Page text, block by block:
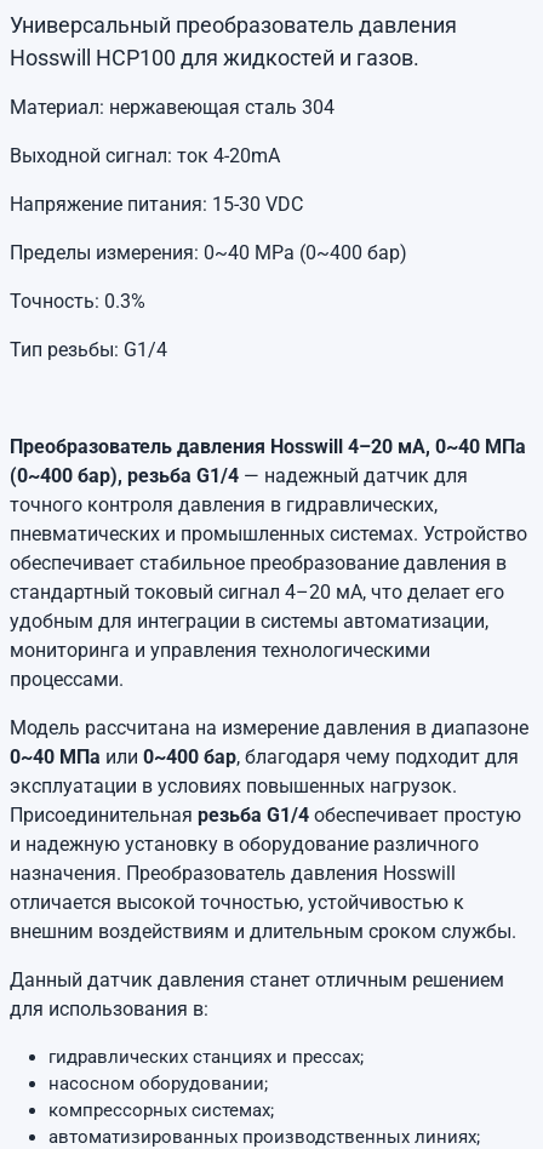
Универсальный преобразователь давления
Hosswill HCP100 для жидкостей и газов.
Материал: нержавеющая сталь 304
Выходной сигнал: ток 4-20mA
Напряжение питания: 15-30 VDC
Пределы измерения: 0~40 MPa (0~400 бар)
Точность: 0.3%
Тип резьбы: G1/4
Преобразователь давления Hosswill 4–20 мА, 0~40 МПа
(0~400 бар), резьба G1/4 — надежный датчик для
точного контроля давления в гидравлических,
пневматических и промышленных системах. Устройство
обеспечивает стабильное преобразование давления в
стандартный токовый сигнал 4–20 мА, что делает его
удобным для интеграции в системы автоматизации,
мониторинга и управления технологическими
процессами.
Модель рассчитана на измерение давления в диапазоне
0~40 МПа или 0~400 бар, благодаря чему подходит для
эксплуатации в условиях повышенных нагрузок.
Присоединительная резьба G1/4 обеспечивает простую
и надежную установку в оборудование различного
назначения. Преобразователь давления Hosswill
отличается высокой точностью, устойчивостью к
внешним воздействиям и длительным сроком службы.
Данный датчик давления станет отличным решением
для использования в:
гидравлических станциях и прессах;
насосном оборудовании;
компрессорных системах;
автоматизированных производственных линиях;